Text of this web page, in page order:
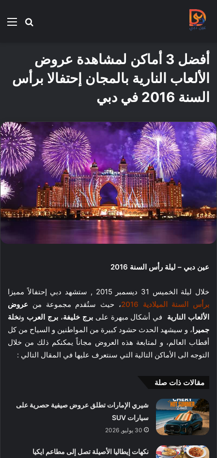
بحث
أفضل 3 أماكن لمشاهدة عروض
الألعاب النارية بالمجان إحتفالا برأس
السنة 2016 في دبي
عين دبي – ليلة رأس السنة 2016
خلال ليلة الخميس 31 ديسمبر 2015 , ستشهد دبي إحتفالاً مميزا
برأس السنة الميلادية 2016
، حيث ستُقدم مجموعة من عروض
الألعاب النارية
في أشكال مبهرة علىبرج خليفة،برج العرب ونخلة
جميرا، و سيشهد الحدث حشود كبيرة من المواطنين و السياح من كل
أقطاب العالم، و لمتابعة هذه العروض مجاناً يمكنكم ذلك من خلال
التوجه الى الأماكن التالية التي سنتعرف عليها في المقال التالي :
مقالات ذات صلة
شيري الإمارات تطلق عروض صيفية حصرية على
سيارات SUV
30 يوليو, 2026
نكهات إيطاليا الأصيلة تصل إلى مطاعم ايكيا